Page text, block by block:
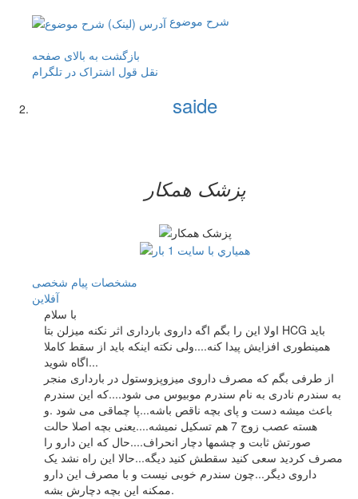
شرح موضوع
بازگشت به بالای صفحه
نقل قول اشتراک در تلگرام
saide
پزشک همکار
مشخصات پیام شخصی
آفلاين
با سلام
اولا این را بگم اگه داروی بارداری اثر نکنه میزلن بتا HCG باید
همینطوری افزایش پیدا کنه....ولی نکته اینکه باید از سقط کاملا
اگاه شوید...
از طرفی بگم که مصرف داروی میزوپزوستول در بارداری منجر
به سندرم نادری به نام سندرم موبیوس می شود....که این سندرم
باعث میشه دست و پای بچه ناقص باشه...پا چماقی می شود .و
هسته عصب زوج 7 هم تسکیل نمیشه....یعنی بچه اصلا حالت
صورتش ثابت و چشمها دچار انحراف....حال که این دارو را
مصرف کردید سعی کنید سقطش کنید دیگه...حالا این راه نشد یک
داروی دیگر...چون سندرم خوبی نیست و با مصرف این دارو
ممکنه این بچه دچارش بشه.